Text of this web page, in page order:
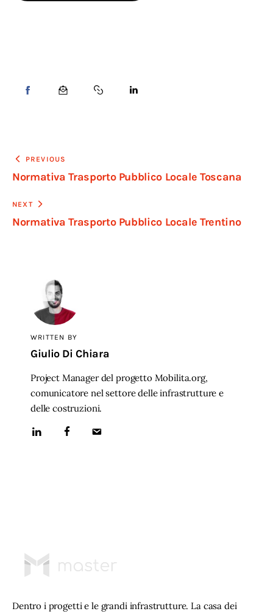
PREVIOUS
Normativa Trasporto Pubblico Locale Toscana
NEXT
Normativa Trasporto Pubblico Locale Trentino
WRITTEN BY
Giulio Di Chiara
Project Manager del progetto Mobilita.org,
comunicatore nel settore delle infrastrutture e
delle costruzioni.
Dentro i progetti e le grandi infrastrutture. La casa dei